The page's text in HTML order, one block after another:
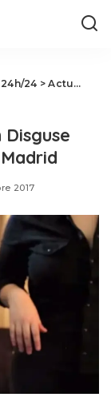
24 >Actualités
2017